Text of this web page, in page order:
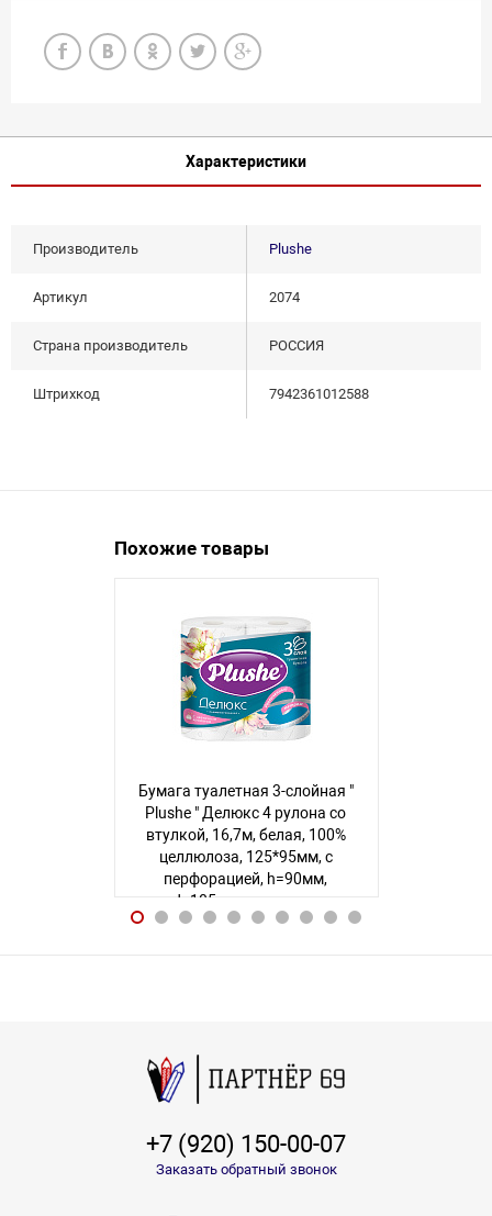
Характеристики
Производитель Plushe
Артикул 2074
Страна производитель РОССИЯ
Штрихкод 7942361012588
Похожие товары
Бумага туалетная 3-слойная "
Plushe " Делюкс 4 рулона со
втулкой, 16,7м, белая, 100%
целлюлоза, 125*95мм, с
перфорацией, h=90мм,
d=105мм, с принтом
Авторизуйтесь
, чтобы увидеть
+7 (920) 150-00-07
Заказать обратный звонок